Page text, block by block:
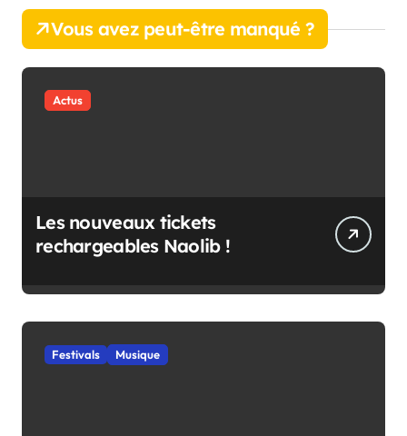
Vous avez peut-être manqué ?
Actus
Les nouveaux tickets
rechargeables Naolib !
Festivals Musique